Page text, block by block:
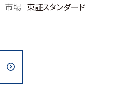
市場
東証スタンダード